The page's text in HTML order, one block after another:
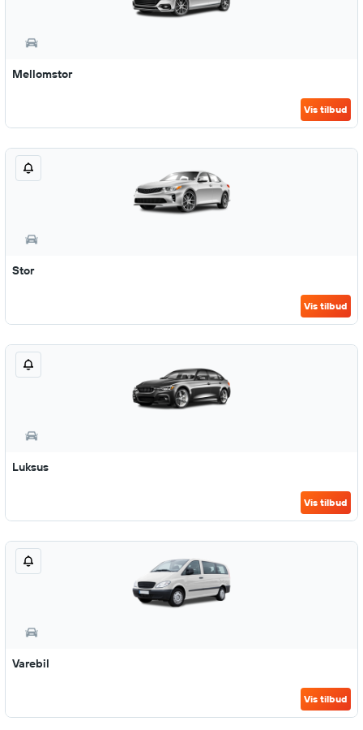
Mellomstor
Vis tilbud
Stor
Vis tilbud
Luksus
Vis tilbud
Varebil
Vis tilbud